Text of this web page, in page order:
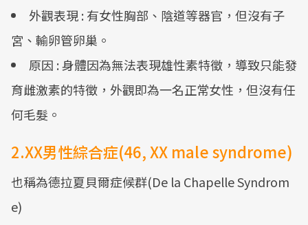
外觀表現 : 有女性胸部、陰道等器官，但沒有子
宮、輸卵管卵巢。
原因 : 身體因為無法表現雄性素特徵，導致只能發
育雌激素的特徵，外觀即為一名正常女性，但沒有任
何毛髮。
2.XX男性綜合症(46, XX male syndrome)
也稱為德拉夏貝爾症候群(De la Chapelle Syndrom
e)